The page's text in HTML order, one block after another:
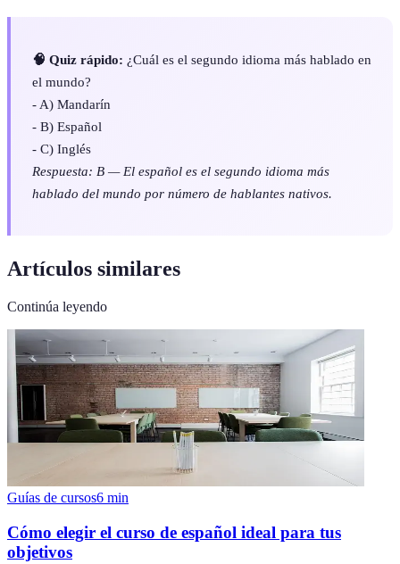
🧠 Quiz rápido: ¿Cuál es el segundo idioma más hablado en
el mundo?
- A) Mandarín
- B) Español
- C) Inglés
Respuesta: B — El español es el segundo idioma más
hablado del mundo por número de hablantes nativos.
Artículos similares
Continúa leyendo
Guías de cursos6 min
Cómo elegir el curso de español ideal para tus
objetivos